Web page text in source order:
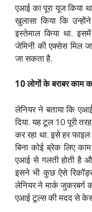
एआई का पूरा यूज किया
खुलासा किया कि
इस्तेमाल किया था.
जेमिनी की एक्सेस मिल
जा सकता है.
10 लोगों के बराबर काम
लेनियर ने बताया कि
दिया. यह टूल 10 पूरी
कर रहा था. इसे हर
बिना कोई ब्रेक लिए
एआई से गलती होती है
इसने भी कुछ ऐसे
लेनियर ने मार्क जुकरबर्ग
एआई टूल्स की मदद से केस